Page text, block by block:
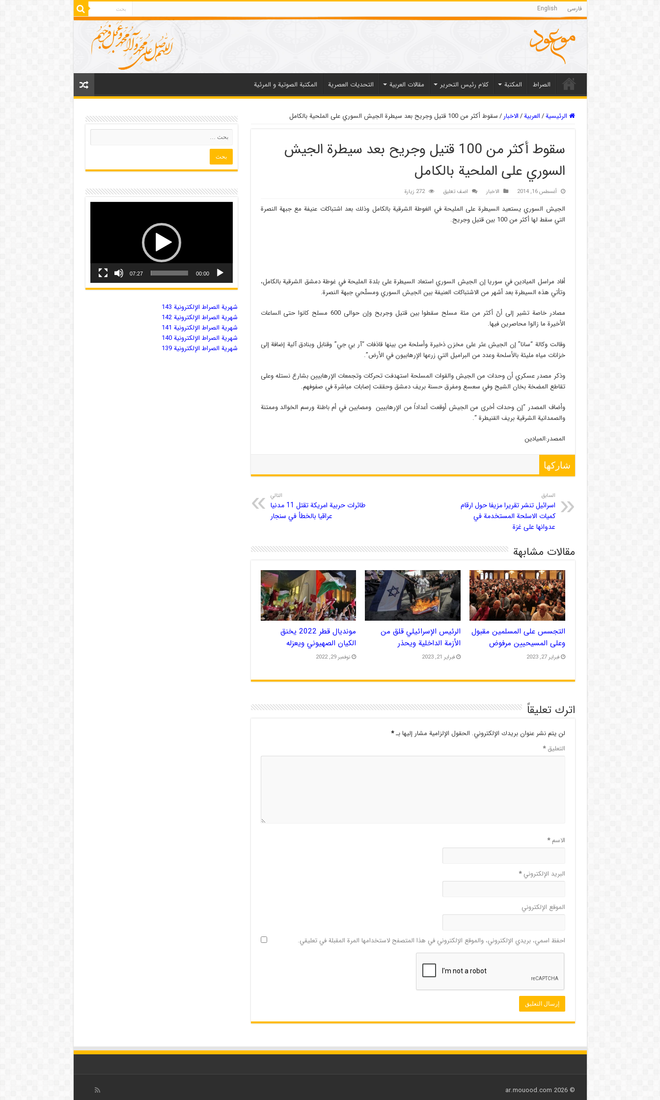
فارسی English
الصراط المکتبة كلام رئيس التحرير مقالات العربیة التحديات العصرية المكتبة الصوتية و المرئية
الرئيسية/العربیة/الاخبار /سقوط أكثر من 100 قتيل وجريح بعد سيطرة الجيش السوري على الملحية بالكامل
سقوط أكثر من 100 قتيل وجريح بعد سيطرة الجيش
السوري على الملحية بالكامل
أغسطس 16, 2014 الاخبار اضف تعليق 272 زيارة
الجيش السوري يستعيد السيطرة على المليحة في الغوطة الشرقية بالكامل وذلك بعد اشتباكات عنيفة مع جبهة النصرة
التي سقط لها أكثر من 100 بين قتيل وجريح.
أفاد مراسل الميادين في سوريا إن الجيش السوري استعاد السيطرة على بلدة المليحة في غوطة دمشق الشرقية بالكامل،
وتأتي هذه السيطرة بعد أشهر من الاشتباكات العنيفة بين الجيش السوري ومسلّحي جبهة النصرة.
مصادر خاصة تشير إلى أنّ أكثر من مئة مسلح سقطوا بين قتيل وجريح وإن حوالى 600 مسلح كانوا حتى الساعات
الأخيرة ما زالوا محاصرين فيها.
وقالت وكالة “سانا” إن الجيش عثر على مخزن ذخيرة وأسلحة من بينها قاذفات “آر بي جي” وقنابل وبنادق آلية إضافة إلى
خزانات مياه مليئة بالأسلحة وعدد من البراميل التي زرعها الإرهابيون في الأرض”.
وذكر مصدر عسكري أن وحدات من الجيش والقوات المسلحة استهدفت تحركات وتجمعات الإرهابيين بشارع نستله وعلى
تقاطع المضخة بخان الشيح وفي سعسع ومفرق حسنة بريف دمشق وحققت إصابات مباشرة في صفوفهم.
وأضاف المصدر “إن وحدات أخرى من الجيش أوقعت أعداداً من الإرهابيين ومصابين في أم باطنة ورسم الخوالد وممتنة
والصمدانية الشرقية بريف القنيطرة “.
المصدر:المیادین
شاركها
السابق
اسرائيل تنشر تقريرا مزيفا حول ارقام
كميات الاسلحة المستخدمة في
عدوانها على غزة
التالي
طائرات حربية امريكة تقتل 11 مدنيا
عراقيا بالخطأ في سنجار
مقالات مشابهة
التجسس على المسلمين مقبول
وعلى المسيحيين مرفوض
فبراير 27, 2023
الرئيس الإسرائيلي قلق من
الأزمة الداخلية ويحذر
فبراير 21, 2023
مونديال قطر 2022 يخنق
الكيان الصهيوني ويعزله
نوفمبر 29, 2022
اترك تعليقاً
لن يتم نشر عنوان بريدك الإلكتروني. الحقول الإلزامية مشار إليها بـ*
التعليق*
الاسم*
البريد الإلكتروني*
الموقع الإلكتروني
احفظ اسمي، بريدي الإلكتروني، والموقع الإلكتروني في هذا المتصفح لاستخدامها المرة المقبلة في تعليقي.
00:00
07:27
شهریة الصراط الإلكترونية 143
شهریة الصراط الإلكترونية 142
شهریة الصراط الإلكترونية 141
شهریة الصراط الإلكترونية 140
شهریة الصراط الإلكترونية 139
© 2026 ar.mouood.com